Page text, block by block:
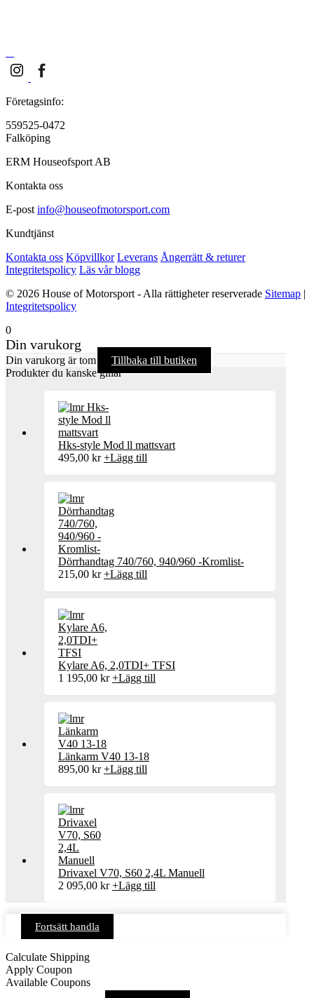
Företagsinfo:
559525-0472
Falköping
ERM Houseofsport AB
Kontakta oss
E-post info@houseofmotorsport.com
Kundtjänst
Kontakta oss Köpvillkor Leverans Ångerrätt & returer
Integritetspolicy Läs vår blogg
© 2026 House of Motorsport - Alla rättigheter reserverade Sitemap |
Integritetspolicy
0
Din varukorg
Din varukorg är tom
Tillbaka till butiken
Produkter du kanske gillar
Hks-style Mod ll mattsvart
495,00 kr +Lägg till
Dörrhandtag 740/760, 940/960 -Kromlist-
215,00 kr +Lägg till
Kylare A6, 2,0TDI+ TFSI
1 195,00 kr +Lägg till
Länkarm V40 13-18
895,00 kr +Lägg till
Drivaxel V70, S60 2,4L Manuell
2 095,00 kr +Lägg till
Fortsätt handla
Calculate Shipping
Apply Coupon
Available Coupons